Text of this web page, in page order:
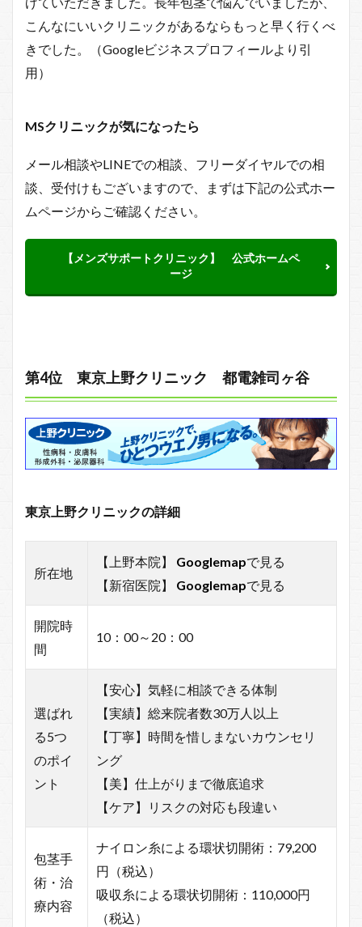
こんなにいいクリニックがあるならもっと早く行くべ
きでした。（Googleビジネスプロフィールより引
用）
MSクリニックが気になったら
メール相談やLINEでの相談、フリーダイヤルでの相
談、受付けもございますので、まずは下記の公式ホー
ムページからご確認ください。
【メンズサポートクリニック】 公式ホームペ
ージ
第4位 東京上野クリニック 都電雑司ヶ谷
東京上野クリニックの詳細
所在地
【上野本院】 Googlemapで見る
【新宿医院】 Googlemapで見る
開院時
間
10：00～20：00
選ばれ
る5つ
のポイ
ント
【安心】気軽に相談できる体制
【実績】総来院者数30万人以上
【丁寧】時間を惜しまないカウンセリ
ング
【美】仕上がりまで徹底追求
【ケア】リスクの対応も段違い
包茎手
術・治
療内容
ナイロン糸による環状切開術：79,200
円（税込）
吸収糸による環状切開術：110,000円
（税込）